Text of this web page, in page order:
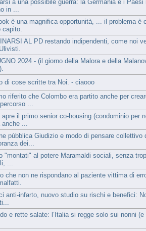
a una possibile guerra: la Germania e i Paesi
in ...
è una magnifica opportunità, ... il problema è
capito.
AL PD restando indipendenti, come noi
2024 - (il giorno della Malora e della
di cose scritte tra Noi. - ciaooo
riferito che Colombo era partito anche per
...
apre il primo senior co-housing (condominio per
...
pùbblica Giudizio e modo di pensare collettivo
dei...
"montati" al potere Maramaldi sociali, senza
...
che non ne rispondano al paziente vittima di
anti-infarto, nuovo studio su rischi e benefici:
e rette salate: l’Italia si regge solo sui nonni (e